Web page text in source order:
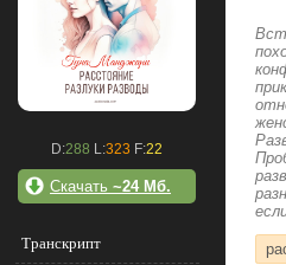
D:288 L:323 F:22
Скачать ~24 Мб.
Транскрипт